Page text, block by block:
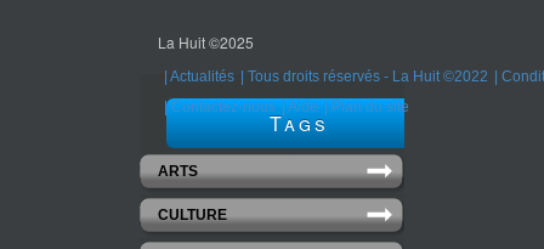
Tags
ARTS
CULTURE
La Huit ©2025
Actualités Tous droits réservés - La Huit ©2022
Contactez-nous
Aide Plan du site